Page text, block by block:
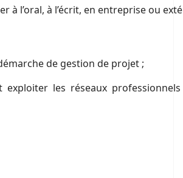
à l’oral, à l’écrit, en entreprise ou
de gestion de projet ;
exploiter les réseaux